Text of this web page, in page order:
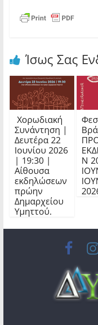
Ίσως Σας
Χορωδιακή
Συνάντηση |
Δευτέρα 22
Ιουνίου 2026
| 19:30 |
Αίθουσα
εκδηλώσεων
πρώην
Δημαρχείου
Υμηττού.
Ν